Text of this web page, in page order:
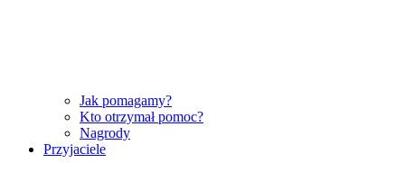
Jak pomagamy?
Kto otrzymał pomoc?
Nagrody
Przyjaciele